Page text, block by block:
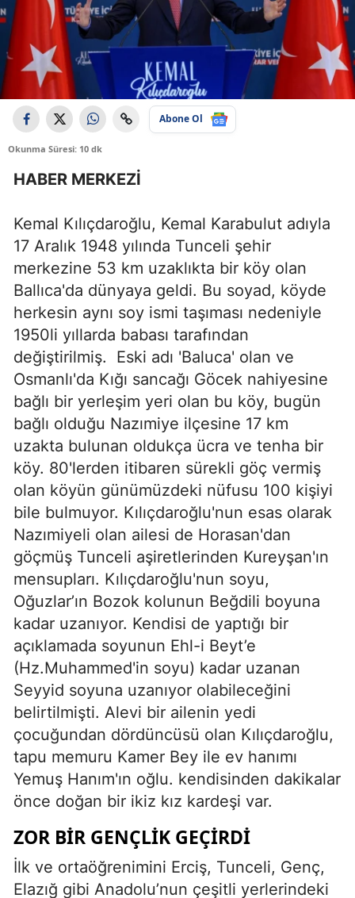
Abone Ol
Okunma Süresi: 10 dk
HABER MERKEZİ
Kemal Kılıçdaroğlu, Kemal Karabulut adıyla
17 Aralık 1948 yılında Tunceli şehir
merkezine 53 km uzaklıkta bir köy olan
Ballıca'da dünyaya geldi. Bu soyad, köyde
herkesin aynı soy ismi taşıması nedeniyle
1950li yıllarda babası tarafından
değiştirilmiş.
Eski adı 'Baluca' olan ve
Osmanlı'da Kığı sancağı Göcek nahiyesine
bağlı bir yerleşim yeri olan bu köy, bugün
bağlı olduğu Nazımiye ilçesine 17 km
uzakta bulunan oldukça ücra ve tenha bir
köy. 80'lerden itibaren sürekli göç vermiş
olan köyün günümüzdeki nüfusu 100 kişiyi
bile bulmuyor. Kılıçdaroğlu'nun esas olarak
Nazımiyeli olan ailesi de Horasan'dan
göçmüş Tunceli aşiretlerinden Kureyşan'ın
mensupları. Kılıçdaroğlu'nun soyu,
Oğuzlar’ın Bozok kolunun Beğdili boyuna
kadar uzanıyor. Kendisi de yaptığı bir
açıklamada soyunun Ehl-i Beyt’e
(Hz.Muhammed'in soyu) kadar uzanan
Seyyid soyuna uzanıyor olabileceğini
belirtilmişti. Alevi bir ailenin yedi
çocuğundan dördüncüsü olan Kılıçdaroğlu,
tapu memuru Kamer Bey ile ev hanımı
Yemuş Hanım'ın oğlu. kendisinden dakikalar
önce doğan bir ikiz kız kardeşi var.
ZOR BIR GENÇLIK GEÇIRDI
İlk ve ortaöğrenimini Erciş, Tunceli, Genç,
Elazığ gibi Anadolu’nun çeşitli yerlerindeki